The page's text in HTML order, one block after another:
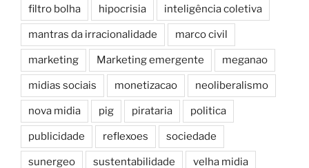
filtro bolha hipocrisia inteligência coletiva
mantras da irracionalidade marco civil
marketing Marketing emergente meganao
midias sociais monetizacao neoliberalismo
nova midia pig pirataria politica
publicidade reflexoes sociedade
sunergeo sustentabilidade velha midia